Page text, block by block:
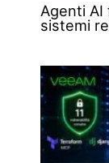
Agenti
sistemi